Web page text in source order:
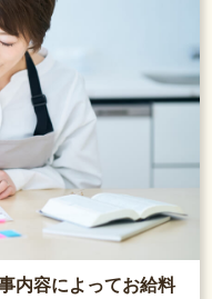
内容によってお給料